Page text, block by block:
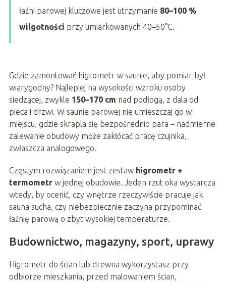
łaźni parowej kluczowe jest utrzymanie 80–100 %
wilgotności przy umiarkowanych 40–50°C.
Gdzie zamontować higrometr w saunie, aby pomiar był
wiarygodny? Najlepiej na wysokości wzroku osoby
siedzącej, zwykle 150–170 cm nad podłogą, z dala od
pieca i drzwi. W saunie parowej nie umieszczaj go w
miejscu, gdzie skrapla się bezpośrednio para – nadmierne
zalewanie obudowy może zakłócać pracę czujnika,
zwłaszcza analogowego.
Częstym rozwiązaniem jest zestaw higrometr +
termometrw jednej obudowie. Jeden rzut oka wystarcza
wtedy, by ocenić, czy wnętrze rzeczywiście pracuje jak
sauna sucha, czy niebezpiecznie zaczyna przypominać
łaźnię parową o zbyt wysokiej temperaturze.
Budownictwo, magazyny, sport, uprawy
Higrometr do ścian lub drewna wykorzystasz przy
odbiorze mieszkania, przed malowaniem ścian,